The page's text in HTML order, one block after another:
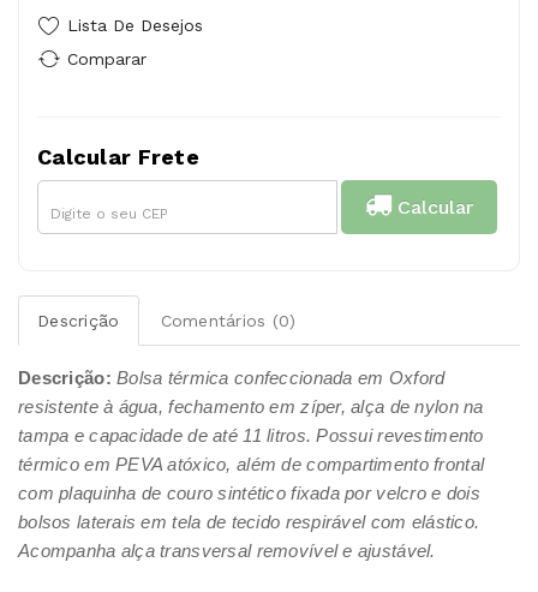
Lista De Desejos
Comparar
Calcular Frete
Calcular
Descrição Comentários (0)
Descrição:Bolsa térmica confeccionada em Oxford
resistente à água, fechamento em zíper, alça de nylon na
tampa e capacidade de até 11 litros. Possui revestimento
térmico em PEVA atóxico, além de compartimento frontal
com plaquinha de couro sintético fixada por velcro e dois
bolsos laterais em tela de tecido respirável com elástico.
Acompanha alça transversal removível e ajustável.